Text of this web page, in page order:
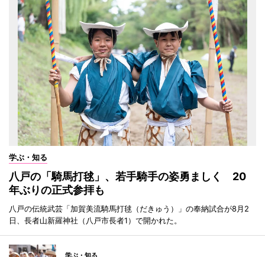
学ぶ・知る
八戸の「騎馬打毬」、若手騎手の姿勇ましく 20
年ぶりの正式参拝も
八戸の伝統武芸「加賀美流騎馬打毬（だきゅう）」の奉納試合が8月2
日、長者山新羅神社（八戸市長者1）で開かれた。
学ぶ・知る